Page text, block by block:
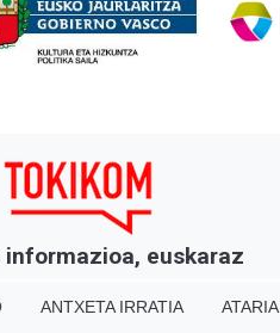
informazioa, euskaraz
ANTXETA IRRATIA ATARIA